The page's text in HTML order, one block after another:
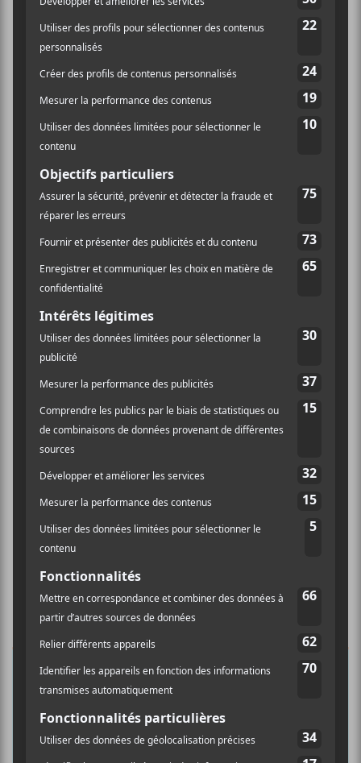
Quai des Brumes
Canada
514-499-0467
Voir Lieu site web
M pour Marathon 2023 :
Poolblood, 36?, Heaven for Real
et Geneviève et Matthieu
M pour Marathon 2023 :
Virginie B, Milk & Bone, dee
INSCRIPTION À L’INFOLETTRE
Ne manquez pas les dernières
Abonnez-vous à l’infolettre du Canal
Auditif pour tout savoir de l’actualité
musicale, découvrir vos nouveaux